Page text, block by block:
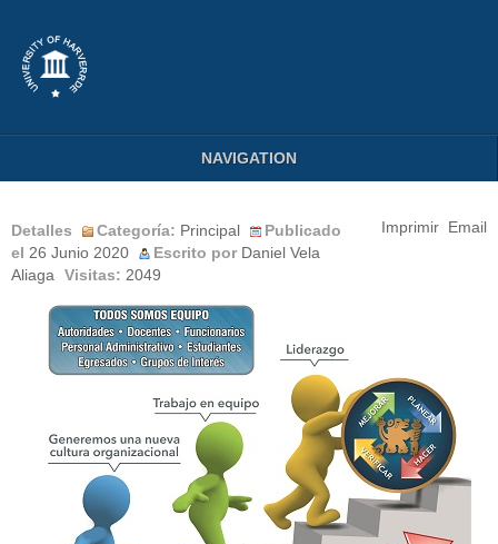
NAVIGATION
Imprimir Email
Detalles Categoría: Principal
Publicado
el 26 Junio 2020 Escrito por Daniel Vela
Aliaga
Visitas: 2049